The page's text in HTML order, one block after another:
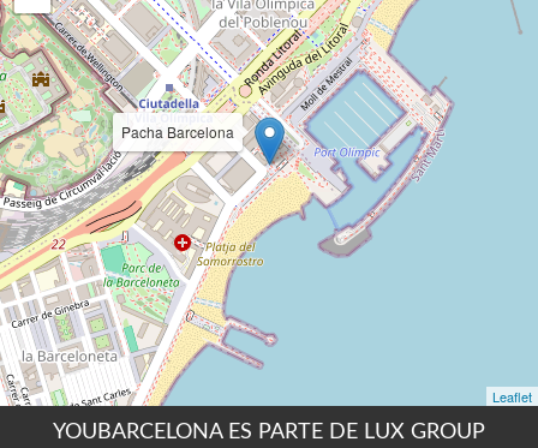
YOUBARCELONA ES PARTE DE LUX GROUP